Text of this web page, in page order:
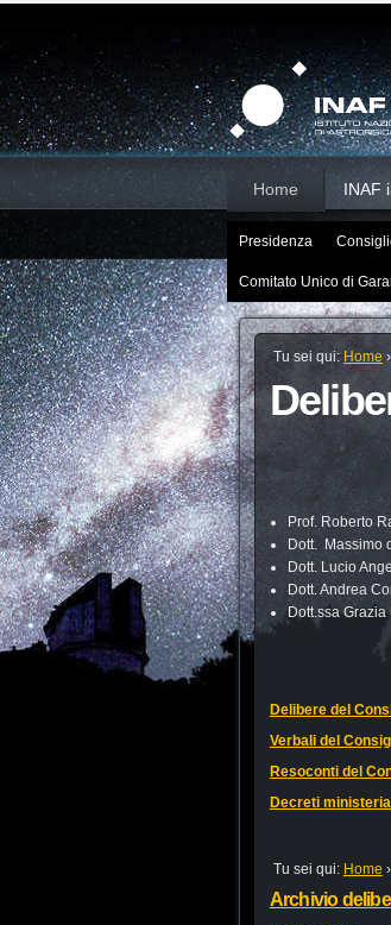
contenuti.
Salta
alla
navigazione
Home INAF
Presidenza
Comitato Unico di
Tu sei qui: Home ›
Prof. Roberto
Dott. Massimo
Dott. Lucio
Dott. Andrea
Dott.ssa
Delibere del
Verbali del
Resoconti del
Decreti
Tu sei qui: Home ›
Archivio